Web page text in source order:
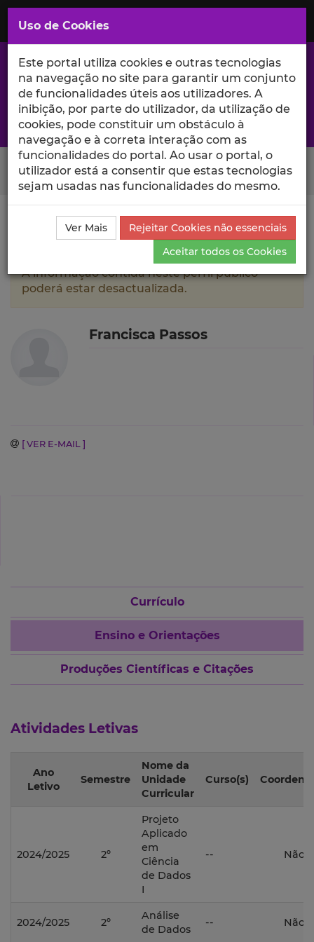
Saltar
para
Conteúdo
Principal
A excelência da investigação e ciência no Iscte
Search Button
Ciência_Iscte Autores Francisca Passos
Ensino e
Orientações
A informação contida neste perfil público
poderá estar desactualizada.
Francisca Passos
[ VER E-MAIL ]
Currículo
Ensino e Orientações
Produções Científicas e Citações
Atividades Letivas
Ano
Letivo
Semestre
Nome da
Unidade
Curricular
Curso(s)
2024/2025 2º
Projeto
Aplicado
em
Ciência
de Dados
I
-- Não
2024/2025 2º
Análise
de Dados
-- Não
Uso de Cookies
Este portal utiliza cookies e outras tecnologias
na navegação no site para garantir um conjunto
de funcionalidades úteis aos utilizadores. A
inibição, por parte do utilizador, da utilização de
cookies, pode constituir um obstáculo à
navegação e à correta interação com as
funcionalidades do portal. Ao usar o portal, o
utilizador está a consentir que estas tecnologias
sejam usadas nas funcionalidades do mesmo.
Ver Mais
Rejeitar Cookies não essenciais
Aceitar todos os Cookies